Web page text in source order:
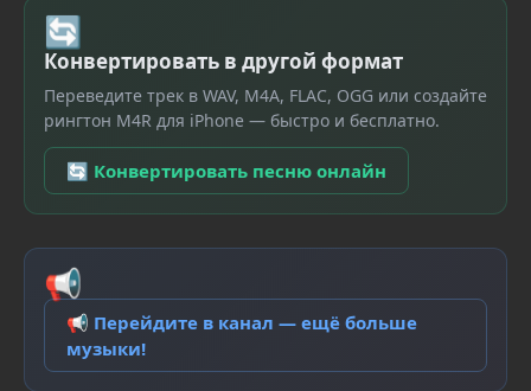
🔄
Конвертировать в другой формат
Переведите трек в WAV, M4A, FLAC, OGG или создайте
рингтон M4R для iPhone — быстро и бесплатно.
🔄 Конвертировать песню онлайн
📢
📢 Перейдите в канал — ещё больше
музыки!